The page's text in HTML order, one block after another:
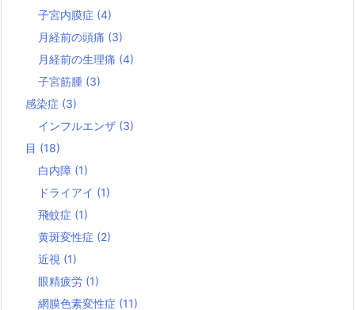
子宮内膜症 (4)
月経前の頭痛 (3)
月経前の生理痛 (4)
子宮筋腫 (3)
感染症 (3)
インフルエンザ (3)
目 (18)
白内障 (1)
ドライアイ (1)
飛蚊症 (1)
黄斑変性症 (2)
近視 (1)
眼精疲労 (1)
網膜色素変性症 (11)